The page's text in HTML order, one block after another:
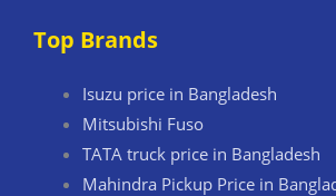
Top Brands
Isuzu price in Bangladesh
Mitsubishi Fuso
TATA truck price in Bangladesh
Mahindra Pickup Price in